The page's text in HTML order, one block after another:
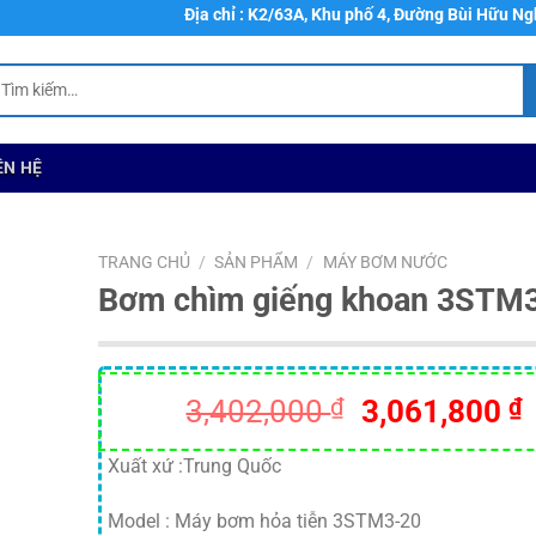
Địa chỉ : K2/63A, Khu phố 4, Đường Bùi Hữu Nghĩa ,
HỆ
TRANG CHỦ / SẢN PHẨM / MÁY BƠM NƯỚC
Bơm chìm giếng khoan
3,402,000₫
Giá
gốc
3,061,800₫
Xuất xứ :Trung Quốc
Model : Máy bơm hỏa tiễn 3STM3-20